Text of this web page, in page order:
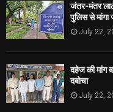
जंतर-मंतर
पुलिस से मांगा
July 22,
दहेज की मांग
दबोचा
July 22,